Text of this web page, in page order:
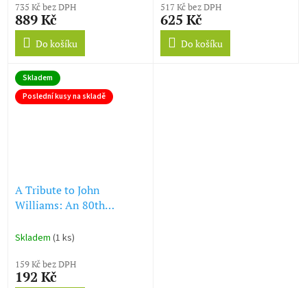
735 Kč bez DPH
889 Kč
Do košíku
517 Kč bez DPH
625 Kč
Do košíku
Skladem
Poslední kusy na skladě
A Tribute to John
Williams: An 80th
Skladem (1 ks)
159 Kč bez DPH
192 Kč